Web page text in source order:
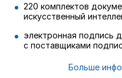
220 комплектов
искусственный
электронная подпись
с поставщиками
Больше